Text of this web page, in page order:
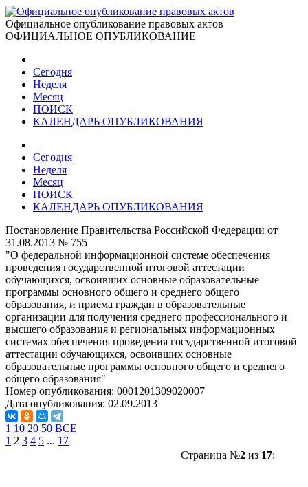
Официальное опубликование правовых актов
ОФИЦИАЛЬНОЕ ОПУБЛИКОВАНИЕ
Сегодня
Неделя
Месяц
ПОИСК
КАЛЕНДАРЬ ОПУБЛИКОВАНИЯ
Сегодня
Неделя
Месяц
ПОИСК
КАЛЕНДАРЬ ОПУБЛИКОВАНИЯ
Постановление Правительства Российской Федерации от
31.08.2013 № 755
"О федеральной информационной системе обеспечения
проведения государственной итоговой аттестации
обучающихся, освоивших основные образовательные
программы основного общего и среднего общего
образования, и приема граждан в образовательные
организации для получения среднего профессионального и
высшего образования и региональных информационных
системах обеспечения проведения государственной итоговой
аттестации обучающихся, освоивших основные
образовательные программы основного общего и среднего
общего образования"
Номер опубликования: 0001201309020007
Дата опубликования: 02.09.2013
1 10 20 50 ВСЕ
1 2 3 4 5 ... 17
Страница №2из 17: